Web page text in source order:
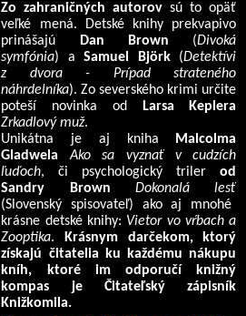
Zo zahraničných autorov sú to opäť
veľké mená. Detské knihy prekvapivo
prinášajú Dan Brown (Divoká
symfónia) aSamuel Björk(Detektívi
z dvora - Prípad strateného
náhrdelníka). Zo severského krimi určite
poteší novinka od Larsa Keplera
Zrkadlový muž.
Unikátna je aj kniha Malcolma
Gladwela
Ako sa vyznať v cudzích
ľuďoch, či psychologický trilerod
Sandry Brown
Dokonalá lesť
(Slovenský spisovateľ) ako aj mnohé
krásne detské knihy: Vietor vo vŕbach a
Zooptika.Krásnym darčekom, ktorý
získajú čitatelia ku každému nákupu
kníh, ktoré im odporučí knižný
kompas je Čitateľský zápisník
Knižkomila.